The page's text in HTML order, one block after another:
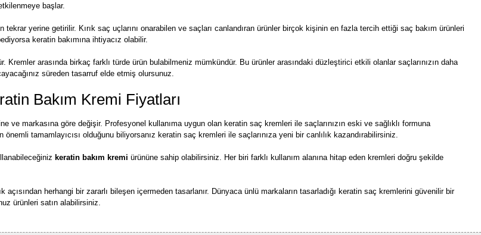
başlar.
yerine getirilir. Kırık saç uçlarını onarabilen ve saçları canlandıran ürünler birçok kişinin en fazla tercih ettiği saç bakım ürünleri
keratin bakımına ihtiyacız olabilir.
Kremler arasında birkaç farklı türde ürün bulabilmeniz mümkündür. Bu ürünler arasındaki düzleştirici etkili olanlar saçlarınızın daha
süreden tasarruf elde etmiş olursunuz.
Bakım Kremi Fiyatları
markasına göre değişir. Profesyonel kullanıma uygun olan keratin saç kremleri ile saçlarınızın eski ve sağlıklı formuna
tamamlayıcısı olduğunu biliyorsanız keratin saç kremleri ile saçlarınıza yeni bir canlılık kazandırabilirsiniz.
keratin bakım kremi ürününe sahip olabilirsiniz. Her biri farklı kullanım alanına hitap eden kremleri doğru şekilde
herhangi bir zararlı bileşen içermeden tasarlanır. Dünyaca ünlü markaların tasarladığı keratin saç kremlerini güvenilir bir
ürünleri satın alabilirsiniz.